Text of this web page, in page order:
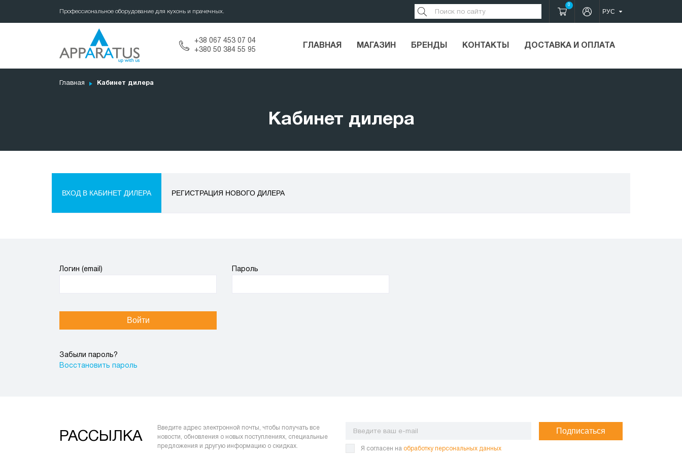
Профессиональное оборудование для кухонь и прачечных.
0
+38 067 453 07 04
+380 50 384 55 95
ГЛАВНАЯ МАГАЗИН БРЕНДЫ КОНТАКТЫ ДОСТАВКА И ОПЛАТА
Главная Кабинет дилера
Кабинет дилера
ВХОД В КАБИНЕТ ДИЛЕРА РЕГИСТРАЦИЯ НОВОГО ДИЛЕРА
Логин (email) Пароль
Войти
Забыли пароль?
Восстановить пароль
РАССЫЛКА
Введите адрес электронной почты, чтобы получать все
новости, обновления о новых поступлениях, специальные
предложения и другую информацию о скидках.
Я согласен на обработку персональных данных
Подписаться